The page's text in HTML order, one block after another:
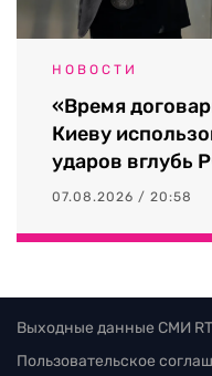
НОВОСТИ
«Время
Киеву
ударов вглубь
07.08.2026 / 20:58
Выходные данные СМИ
Пользовательское